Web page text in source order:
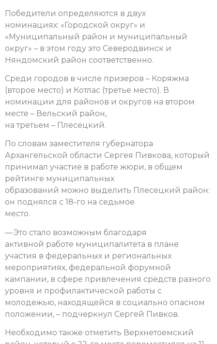
Победители определяются в двух
номинациях: «Городской округ» и
«Муниципальный район и муниципальный
округ» – в этом году это Северодвинск и
Няндомский район соответственно.
Среди городов в числе призеров – Коряжма
(второе место) и Котлас (третье место). В
номинации для районов и округов на втором
месте – Вельский район,
на третьем – Плесецкий.
По словам заместителя губернатора
Архангельской области Сергея Пивкова, который
принимал участие в работе жюри, в общем
рейтинге муниципальных
образований можно выделить Плесецкий район:
он поднялся с 18-го на седьмое
место.
— Это стало возможным благодаря
активной работе муниципалитета в плане
участия в федеральных и региональных
мероприятиях, федеральной форумной
кампании, в сфере привлечения средств разного
уровня и профилактической работы с
молодежью, находящейся в социально опасном
положении, – подчеркнул Сергей Пивков.
Необходимо также отметить Верхнетоемский